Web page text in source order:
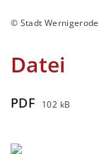
© Stadt Wernigerode
Datei
PDF 102 kB